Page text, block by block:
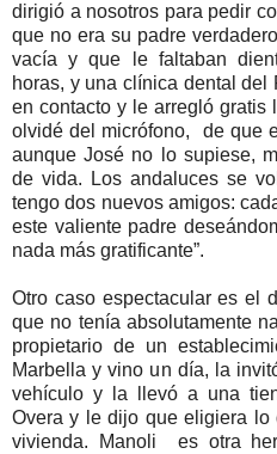
dirigió a nosotros para pedir
que no era su padre
vacía y que le faltaban
horas, y una clínica dental
en contacto y le arregló gratis
olvidé del micrófono, de que
aunque José no lo supiese,
de vida. Los andaluces se
tengo dos nuevos amigos:
este valiente padre
nada más gratificante”.
Otro caso espectacular es el
que no tenía absolutamente
propietario de un
Marbella y vino un día, la
vehículo y la llevó a una
Overa y le dijo que eligiera
vivienda. Manoli es otra